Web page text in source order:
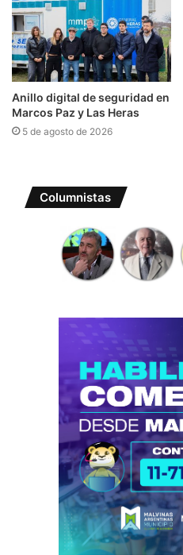
Anillo digital de seguridad en
Marcos Paz y Las Heras
5 de agosto de 2026
Columnistas